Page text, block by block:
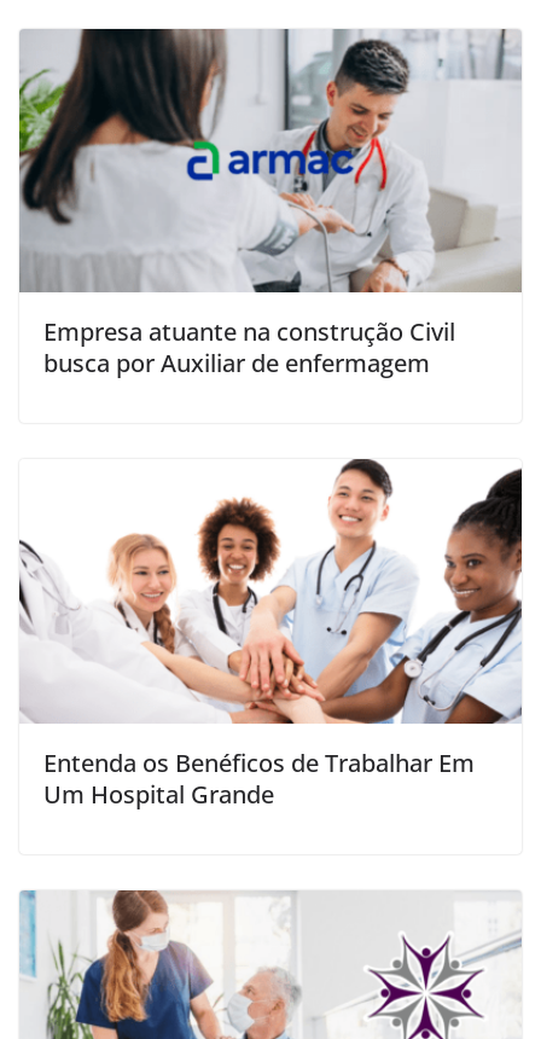
Empresa atuante na construção Civil
busca por Auxiliar de enfermagem
Entenda os Benéficos de Trabalhar Em
Um Hospital Grande